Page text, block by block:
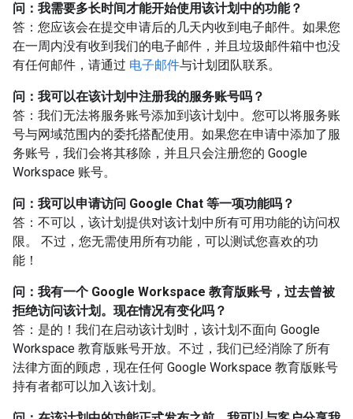
问：我需要多长时间才能开始使用该计划中的功能？
答：您应该会在提交申请后的几天内收到电子邮件。如果您
在一周内没有收到我们的电子邮件，并且垃圾邮件箱中也没
有任何邮件，请通过 电子邮件与计划团队联系。
问：我可以在该计划中注册我的服务账号吗？
答：我们无法将服务账号添加到该计划中。您可以将服务账
号与网域范围内的委托搭配使用。如果您在申请中添加了服
务账号，我们会将其移除，并且只会注册您的 Google
Workspace 账号。
问：我可以申请访问 Google Chat 等一项功能吗？
答：不可以，该计划提供对该计划中所有可用功能的访问权
限。 不过，您无需使用所有功能，可以测试您喜欢的功
能！
问：我有一个 Google Workspace 教育版账号，过去曾被
拒绝访问该计划。现在情况有变化吗？
答：是的！我们在启动该计划时，该计划不面向 Google
Workspace 教育版账号开放。不过，我们已经消除了所有
法律方面的顾虑，现在任何 Google Workspace 教育版账号
持有者都可以加入该计划。